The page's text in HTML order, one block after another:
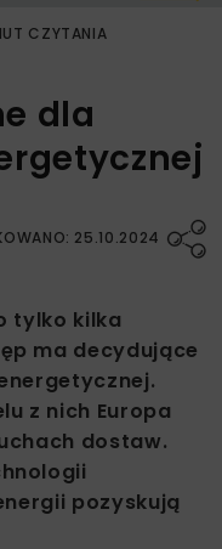
CZYTANIA
dla
25.10.2024
tylko kilka
ma decydujące
z nich Europa
dostaw.
pozyskują